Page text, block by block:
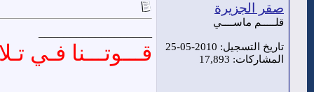
صقر الجزيرة
قلـــــم ماســــي
تاريخ التسجيل: 2010-05-25
المشاركات: 17,893
قـــوتـــنا فـي